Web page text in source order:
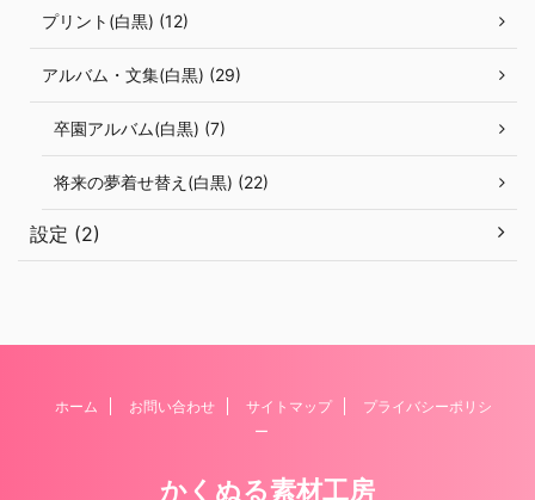
プリント(白黒) (12)
アルバム・文集(白黒) (29)
卒園アルバム(白黒) (7)
将来の夢着せ替え(白黒) (22)
設定 (2)
ホーム お問い合わせ サイトマップ
プライバシーポリシ
ー
かくぬる素材工房